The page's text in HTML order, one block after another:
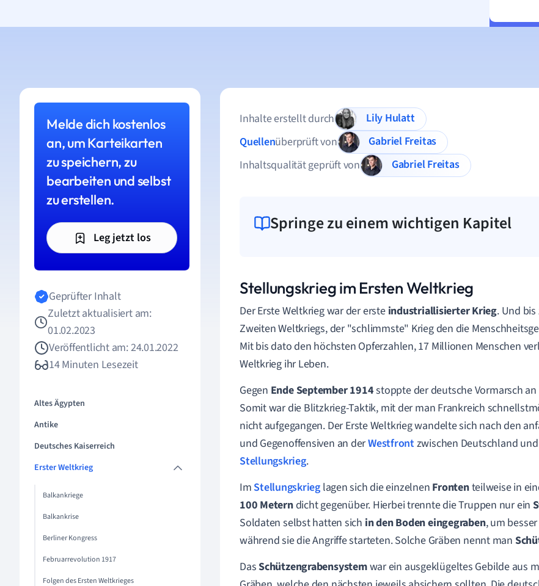
Melde dich kostenlos
an, um Karteikarten
zu speichern, zu
bearbeiten und selbst
zu erstellen.
Leg jetzt los
Geprüfter Inhalt
Zuletzt aktualisiert am:
01.02.2023
Veröffentlicht am: 24.01.2022
14 Minuten Lesezeit
Altes Ägypten
Antike
Deutsches Kaiserreich
Erster Weltkrieg
Balkankriege
Balkankrise
Berliner Kongress
Februarrevolution 1917
Folgen des Ersten Weltkrieges
Inhalte erstellt durch
Lily Hulatt
Quellenüberprüft von
Gabriel Freitas
Inhaltsqualität geprüft von
Gabriel Freitas
Springe zu einem wichtigen Kapitel
Stellungskrieg im Ersten Weltkrieg
Der Erste Weltkrieg war der erste industriallisierter Krieg. Und
Zweiten Weltkriegs, der "schlimmste" Krieg den die
Mit bis dato den höchsten Opferzahlen, 17 Millionen Menschen
Weltkrieg ihr Leben.
Gegen Ende September 1914stoppte der deutsche Vormarsch
Somit war die Blitzkrieg-Taktik, mit der man Frankreich
nicht aufgegangen. Der Erste Weltkrieg wandelte sich nach den
und Gegenoffensiven an derWestfrontzwischen Deutschland
Stellungskrieg.
Im Stellungskrieglagen sich die einzelnen Frontenteilweise in
100 Meterndicht gegenüber. Hierbei trennte die Truppen nur ein
Soldaten selbst hatten sich in den Boden eingegraben, um
während sie die Angriffe starteten. Solche Gräben nennt man
DasSchützengrabensystemwar ein ausgeklügeltes Gebilde aus